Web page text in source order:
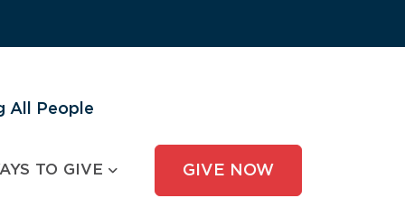
All People
TO GIVE GIVE NOW